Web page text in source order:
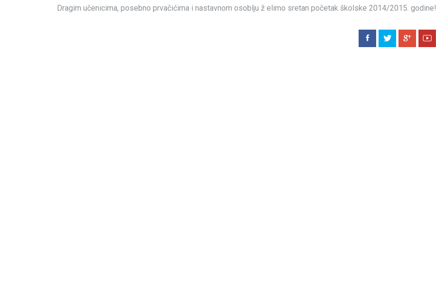
Dragim učenicima, posebno prvačićima i nastavnom osoblju ž elimo sretan početak školske 2014/2015. godine!